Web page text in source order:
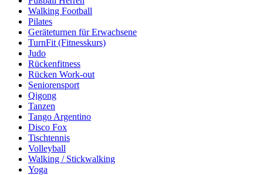
Walking Football
Pilates
Geräteturnen für Erwachsene
TurnFit (Fitnesskurs)
Judo
Rückenfitness
Rücken Work-out
Seniorensport
Qigong
Tanzen
Tango Argentino
Disco Fox
Tischtennis
Volleyball
Walking / Stickwalking
Yoga